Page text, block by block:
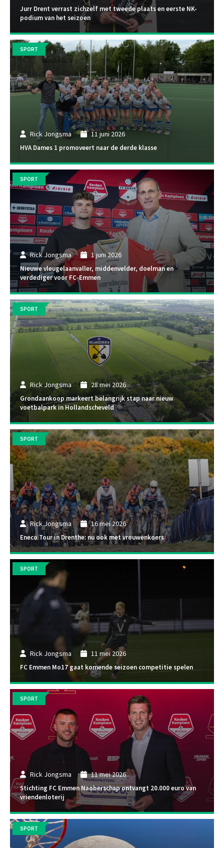
Jurr Drent verrast zichzelf met tweede plaats en eerste NK-
podium van het seizoen
Rick Jongsma 11 juni 2026
HVA Dames 1 promoveert naar de derde klasse
SPORT
Rick Jongsma 1 juni 2026
Nieuwe vleugelaanvaller, middenvelder, doelman en
verdediger voor FC-Emmen
SPORT
Rick Jongsma 28 mei 2026
Grondaankoop markeert belangrijk stap naar nieuw
voetbalpark in Hollandscheveld
SPORT
Rick Jongsma 16 mei 2026
Eneco Tour in Drenthe: nu ook met vrouwenkoers
SPORT
Rick Jongsma 11 mei 2026
FC Emmen Mo17 gaat komende seizoen competitie spelen
SPORT
Rick Jongsma 11 mei 2026
Stichting FC Emmen Naoberschap ontvangt 20.000 euro van
vriendenloterij
SPORT
SPORT